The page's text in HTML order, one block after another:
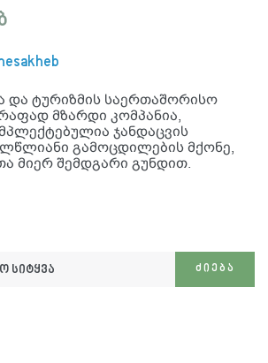
და ტურიზმის საერთაშორისო
მზარდი კომპანია,
ჯანდაცვის
გამოცდილების მქონე,
მიერ შემდგარი გუნდით.
ᲫᲘᲔᲑᲐ